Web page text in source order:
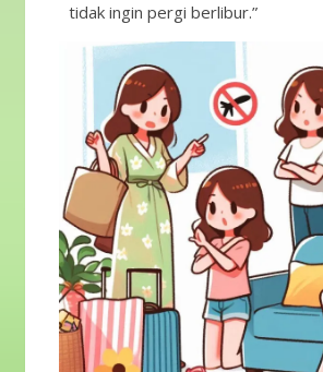
tidak ingin pergi berlibur.”